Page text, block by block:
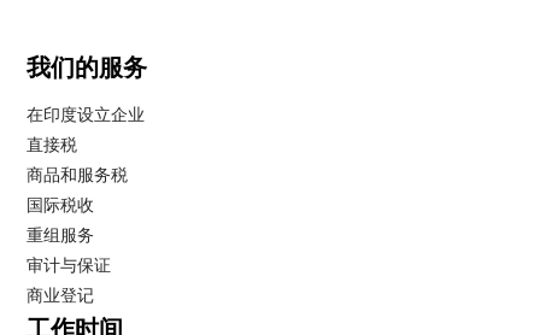
我们的服务
在印度设立企业
直接税
商品和服务税
国际税收
重组服务
审计与保证
商业登记
工作时间